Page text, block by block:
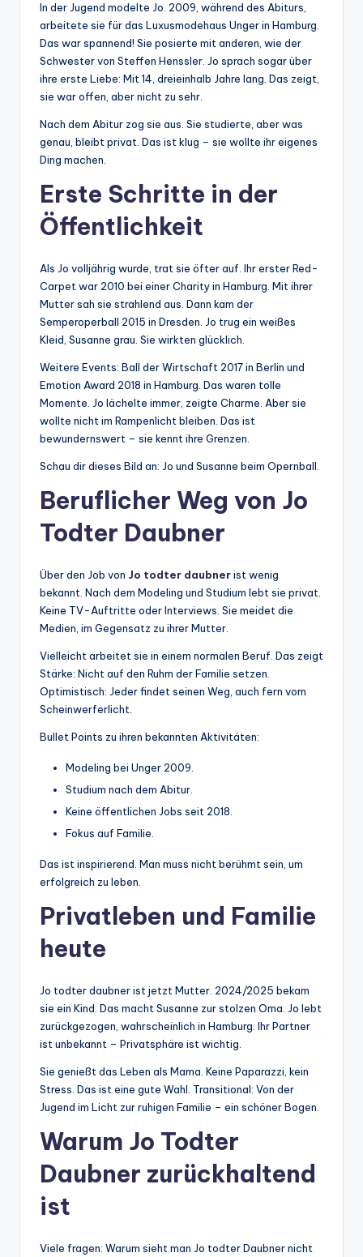
In der Jugend modelte Jo. 2009, während des Abiturs,
arbeitete sie für das Luxusmodehaus Unger in Hamburg.
Das war spannend! Sie posierte mit anderen, wie der
Schwester von Steffen Henssler. Jo sprach sogar über
ihre erste Liebe: Mit 14, dreieinhalb Jahre lang. Das zeigt,
sie war offen, aber nicht zu sehr.
Nach dem Abitur zog sie aus. Sie studierte, aber was
genau, bleibt privat. Das ist klug – sie wollte ihr eigenes
Ding machen.
Erste Schritte in der
Öffentlichkeit
Als Jo volljährig wurde, trat sie öfter auf. Ihr erster Red-
Carpet war 2010 bei einer Charity in Hamburg. Mit ihrer
Mutter sah sie strahlend aus. Dann kam der
Semperoperball 2015 in Dresden. Jo trug ein weißes
Kleid, Susanne grau. Sie wirkten glücklich.
Weitere Events: Ball der Wirtschaft 2017 in Berlin und
Emotion Award 2018 in Hamburg. Das waren tolle
Momente. Jo lächelte immer, zeigte Charme. Aber sie
wollte nicht im Rampenlicht bleiben. Das ist
bewundernswert – sie kennt ihre Grenzen.
Schau dir dieses Bild an: Jo und Susanne beim Opernball.
Beruflicher Weg von Jo
Todter Daubner
Über den Job von Jo todter daubnerist wenig
bekannt. Nach dem Modeling und Studium lebt sie privat.
Keine TV-Auftritte oder Interviews. Sie meidet die
Medien, im Gegensatz zu ihrer Mutter.
Vielleicht arbeitet sie in einem normalen Beruf. Das zeigt
Stärke: Nicht auf den Ruhm der Familie setzen.
Optimistisch: Jeder findet seinen Weg, auch fern vom
Scheinwerferlicht.
Bullet Points zu ihren bekannten Aktivitäten:
Modeling bei Unger 2009.
Studium nach dem Abitur.
Keine öffentlichen Jobs seit 2018.
Fokus auf Familie.
Das ist inspirierend. Man muss nicht berühmt sein, um
erfolgreich zu leben.
Privatleben und Familie
heute
Jo todter daubner ist jetzt Mutter. 2024/2025 bekam
sie ein Kind. Das macht Susanne zur stolzen Oma. Jo lebt
zurückgezogen, wahrscheinlich in Hamburg. Ihr Partner
ist unbekannt – Privatsphäre ist wichtig.
Sie genießt das Leben als Mama. Keine Paparazzi, kein
Stress. Das ist eine gute Wahl. Transitional: Von der
Jugend im Licht zur ruhigen Familie – ein schöner Bogen.
Warum Jo Todter
Daubner zurückhaltend
ist
Viele fragen: Warum sieht man Jo todter Daubner nicht